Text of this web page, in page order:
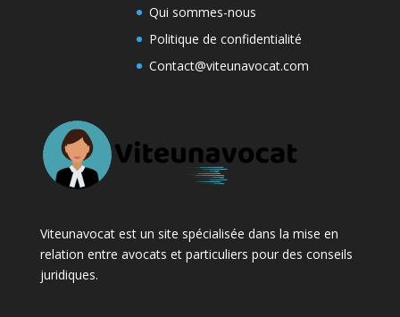
Qui sommes-nous
Politique de confidentialité
Contact@viteunavocat.com
Viteunavocat est un site spécialisée dans la mise en
relation entre avocats et particuliers pour des conseils
juridiques.